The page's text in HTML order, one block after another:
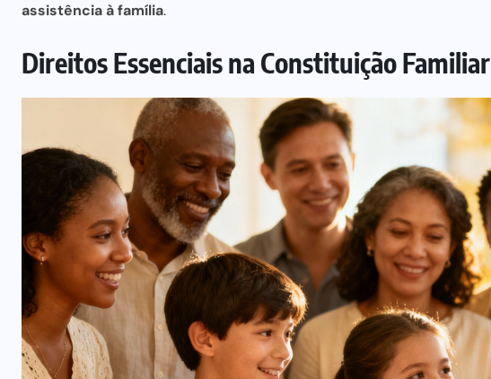
assistência à família.
Direitos Essenciais na Constituição Familiar